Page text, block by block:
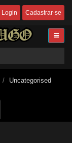
Login Cadastrar-se
Uncategorised